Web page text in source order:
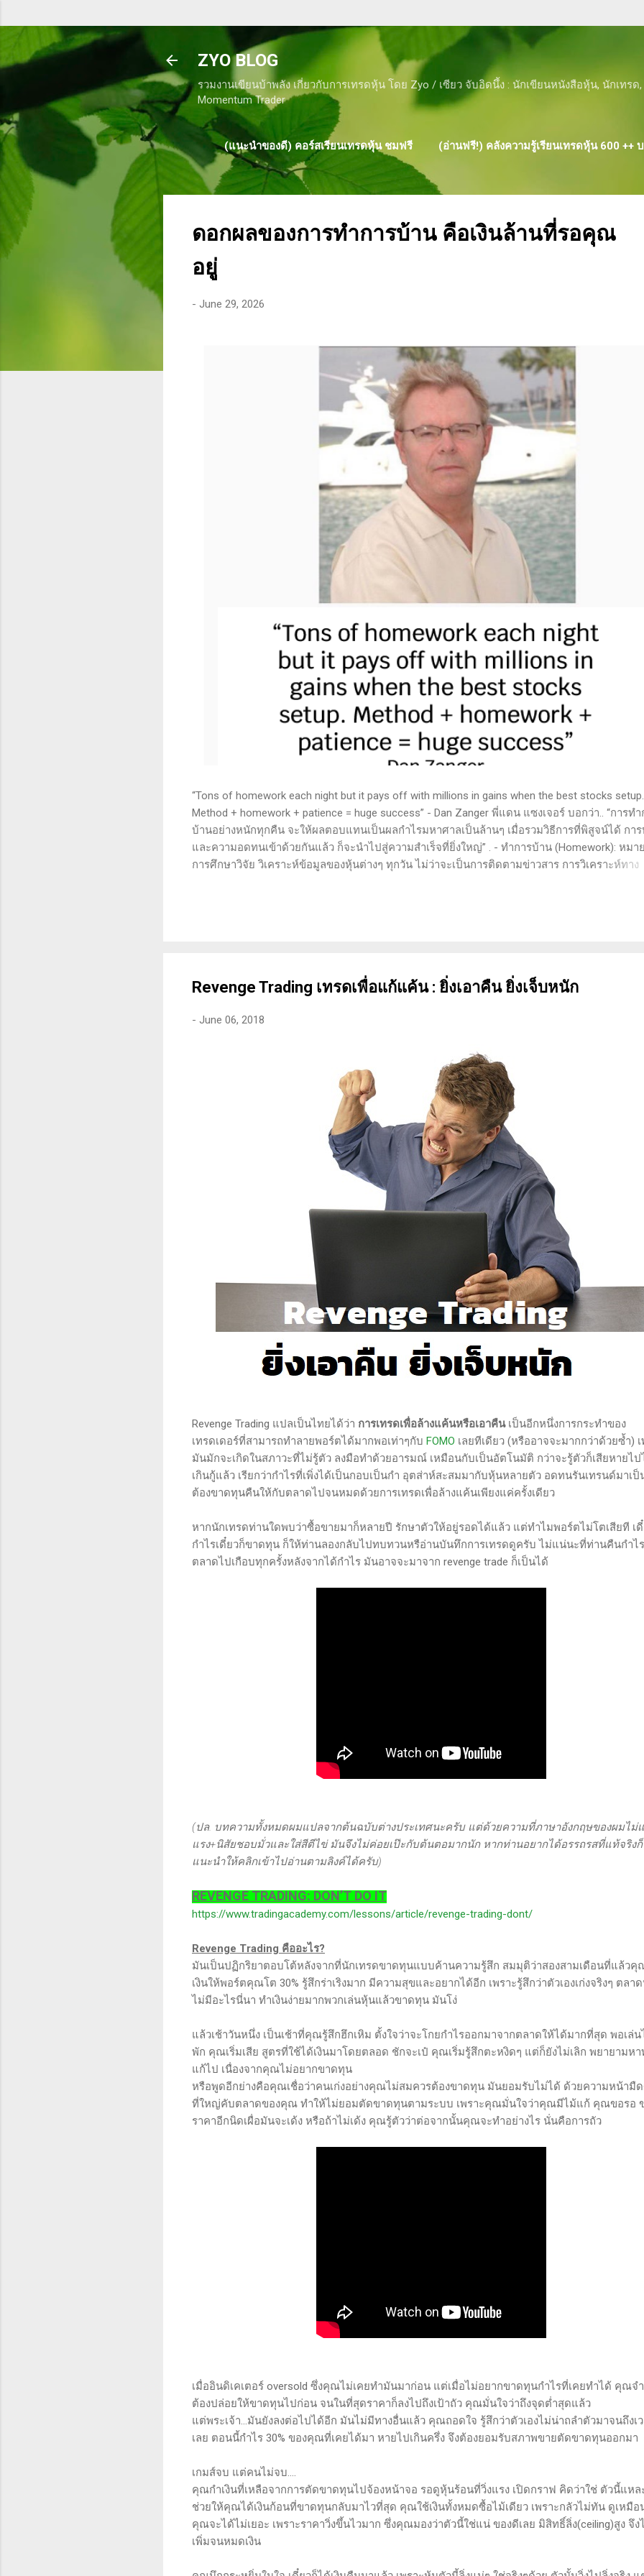
ZYO BLOG
รวมงานเขียนบ้าพลัง เกี่ยวกับการเทรดหุ้น โดย Zyo / เซียว จับอิดนึ้ง : นักเขียนหนังสือหุ้น, นักเทรด,
Momentum Trader
(แนะนำของดี) คอร์สเรียนเทรดหุ้น ชมฟรี (อ่านฟรี!) คลังความรู้เรียนเทรดหุ้น 600 ++
ดอกผลของการทำการบ้าน คือเงินล้านที่รอคุณ
อยู่
- June 29, 2026
“Tons of homework each night but it pays off with millions in gains when the best stocks setup.
Method + homework + patience = huge success” - Dan Zanger พี่แดน แซงเจอร์ บอกว่า.. “การทำ
บ้านอย่างหนักทุกคืน จะให้ผลตอบแทนเป็นผลกำไรมหาศาลเป็นล้านๆ เมื่อรวมวิธีการที่พิสูจน์ได้ กา
และความอดทนเข้าด้วยกันแล้ว ก็จะนำไปสู่ความสำเร็จที่ยิ่งใหญ่” . - ทำการบ้าน (Homework): หมา
การศึกษาวิจัย วิเคราะห์ข้อมูลของหุ้นต่างๆ ทุกวัน ไม่ว่าจะเป็นการติดตามข่าวสาร การวิเคราะห์ทาง
Revenge Trading เทรดเพื่อแก้แค้น : ยิ่งเอาคืน ยิ่งเจ็บหนัก
- June 06, 2018
Revenge Trading แปลเป็นไทยได้ว่า การเทรดเพื่อล้างแค้นหรือเอาคืนเป็นอีกหนึ่งการกระทำของ
เทรดเดอร์ที่สามารถทำลายพอร์ตได้มากพอเท่าๆกับ FOMO เลยทีเดียว (หรืออาจจะมากกว่าด้วยซ้ำ) เ
มันมักจะเกิดในสภาวะที่ไม่รู้ตัว ลงมือทำด้วยอารมณ์ เหมือนกับเป็นอัตโนมัติ กว่าจะรู้ตัวก็เสียหายไป
เกินกู้แล้ว เรียกว่ากำไรที่เพิ่งได้เป็นกอบเป็นกำ อุตส่าห์สะสมมากับหุ้นหลายตัว อดทนรันเทรนด์มาเป็
ต้องขาดทุนคืนให้กับตลาดไปจนหมดด้วยการเทรดเพื่อล้างแค้นเพียงแค่ครั้งเดียว
หากนักเทรดท่านใดพบว่าซื้อขายมาก็หลายปี รักษาตัวให้อยู่รอดได้แล้ว แต่ทำไมพอร์ตไม่โตเสียที เ
กำไรเดี๋ยวก็ขาดทุน ก็ให้ท่านลองกลับไปทบทวนหรือ่านบันทึกการเทรดดูครับ ไม่แน่นะที่ท่านคืนกำไ
ตลาดไปเกือบทุกครั้งหลังจากได้กำไร มันอาจจะมาจาก revenge trade ก็เป็นได้
(ปล. บทความทั้งหมดผมแปลจากต้นฉบับต่างประเทศนะครับ แต่ด้วยความที่ภาษาอังกฤษของผมไม่
แรง+นิสัยชอบมั่วและใส่สีตีไข่ มันจึงไม่ค่อยเป๊ะกับต้นตอมากนัก หากท่านอยากได้อรรถรสที่แท้จริงก็
แนะนำให้คลิกเข้าไปอ่านตามลิงค์ได้ครับ)
REVENGE TRADING: DON’T DO IT
https://www.tradingacademy.com/lessons/article/revenge-trading-dont/
Revenge Trading คืออะไร?
มันเป็นปฏิกริยาตอบโต้หลังจากที่นักเทรดขาดทุนแบบค้านความรู้สึก สมมุติว่าสองสามเดือนที่แล้วคุ
เงินให้พอร์ตคุณโต 30% รู้สึกร่าเริงมาก มีความสุขและอยากได้อีก เพราะรู้สึกว่าตัวเองเก่งจริงๆ ตลา
ไม่มีอะไรนี่นา ทำเงินง่ายมากพวกเล่นหุ้นแล้วขาดทุน มันโง่
แล้วเช้าวันหนึ่ง เป็นเช้าที่คุณรู้สึกฮึกเหิม ตั้งใจว่าจะโกยกำไรออกมาจากตลาดให้ได้มากที่สุด พอเล่
พัก คุณเริ่มเสีย สูตรที่ใช้ได้เงินมาโดยตลอด ชักจะเป๋ คุณเริ่มรู้สึกตะหงิดๆ แต่ก็ยังไม่เลิก พยายามหา
แก้ไป เนื่องจากคุณไม่อยากขาดทุน
หรือพูดอีกย่างคือคุณเชื่อว่าคนเก่งอย่างคุณไม่สมควรต้องขาดทุน มันยอมรับไม่ได้ ด้วยความหน้ามื
ที่ใหญ่คับตลาดของคุณ ทำให้ไม่ยอมตัดขาดทุนตามระบบ เพราะคุณมั่นใจว่าคุณมีไม้แก้ คุณขอรอ
ราคาอีกนิดเผื่อมันจะเด้ง หรือถ้าไม่เด้ง คุณรู้ตัวว่าต่อจากนั้นคุณจะทำอย่างไร นั่นคือการถัว
เมื่ออินดิเคเตอร์ oversold ซึ่งคุณไม่เคยทำมันมาก่อน แต่เมื่อไม่อยากขาดทุนกำไรที่เคยทำได้ คุณจ
ต้องปล่อยให้ขาดทุนไปก่อน จนในที่สุดราคาก็ลงไปถึงเป้าถัว คุณมั่นใจว่าถึงจุดต่ำสุดแล้ว
แต่พระเจ้า...มันยังลงต่อไปได้อีก มันไม่มีทางอื่นแล้ว คุณถอดใจ รู้สึกว่าตัวเองไม่น่าถลำตัวมาจนถึงเ
เลย ตอนนี้กำไร 30% ของคุณที่เคยได้มา หายไปเกินครึ่ง จึงต้องยอมรับสภาพขายตัดขาดทุนออกมา
เกมส์จบ แต่คนไม่จบ....
คุณกำเงินที่เหลือจากการตัดขาดทุนไปจ้องหน้าจอ รอดูหุ้นร้อนที่วิ่งแรง เปิดกราฟ คิดว่าใช่ ตัวนี้แห
ช่วยให้คุณได้เงินก้อนที่ขาดทุนกลับมาไวที่สุด คุณใช้เงินทั้งหมดซื้อไม้เดียว เพราะกลัวไม่ทัน ดูเหมือ
คุณจะได้ไม่เยอะ เพราะราคาวิ่งขึ้นไวมาก ซึ่งคุณมองว่าตัวนี้ใช่แน่ ของดีเลย มิสิทธิ์ลิ่ง(ceiling)สูง จึง
เพิ่มจนหมดเงิน